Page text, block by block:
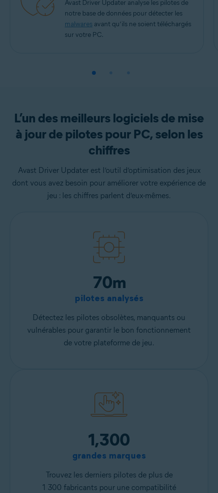
Avast Driver Updater analyse les pilotes de
notre base de données pour détecter les
malwares avant qu’ils ne soient téléchargés
sur votre PC.
L’un des meilleurs logiciels de mise
à jour de pilotes pour PC, selon les
chiffres
Avast Driver Updater est l’outil d’optimisation des jeux
dont vous avez besoin pour améliorer votre expérience de
jeu : les chiffres parlent d’eux-mêmes.
70m
pilotes analysés
Détectez les pilotes obsolètes, manquants ou
vulnérables pour garantir le bon fonctionnement
de votre plateforme de jeu.
1,300
grandes marques
Trouvez les derniers pilotes de plus de
1 300 fabricants pour une compatibilité